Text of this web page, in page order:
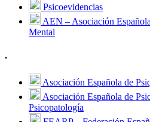
Psicoevidencias
AEN – Asociación
Mental
.
Asociación Española de
Asociación Española de
Psicopatología